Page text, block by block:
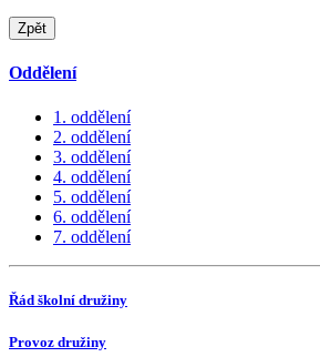
Zpět
Oddělení
1. oddělení
2. oddělení
3. oddělení
4. oddělení
5. oddělení
6. oddělení
7. oddělení
Řád školní družiny
Provoz družiny